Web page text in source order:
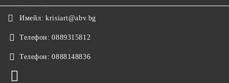
Имейл: krisiart@abv.bg
Телефон: 0889315812
Телефон: 0888148836